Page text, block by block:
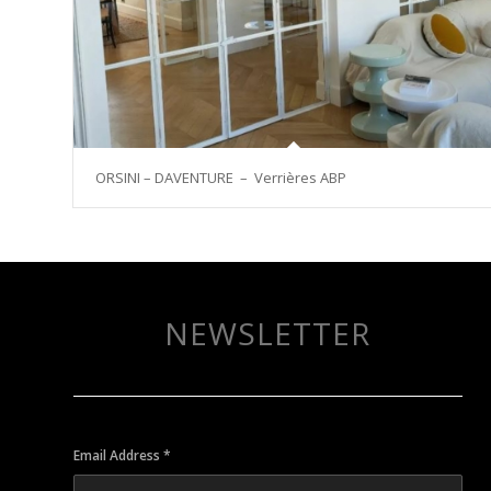
ORSINI – DAVENTURE – Verrières ABP
NEWSLETTER
Email Address *